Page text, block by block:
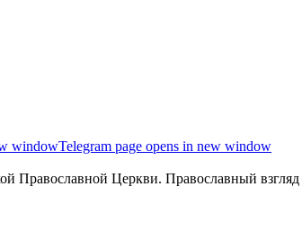
windowTelegram page opens in new window
Православной Церкви. Православный